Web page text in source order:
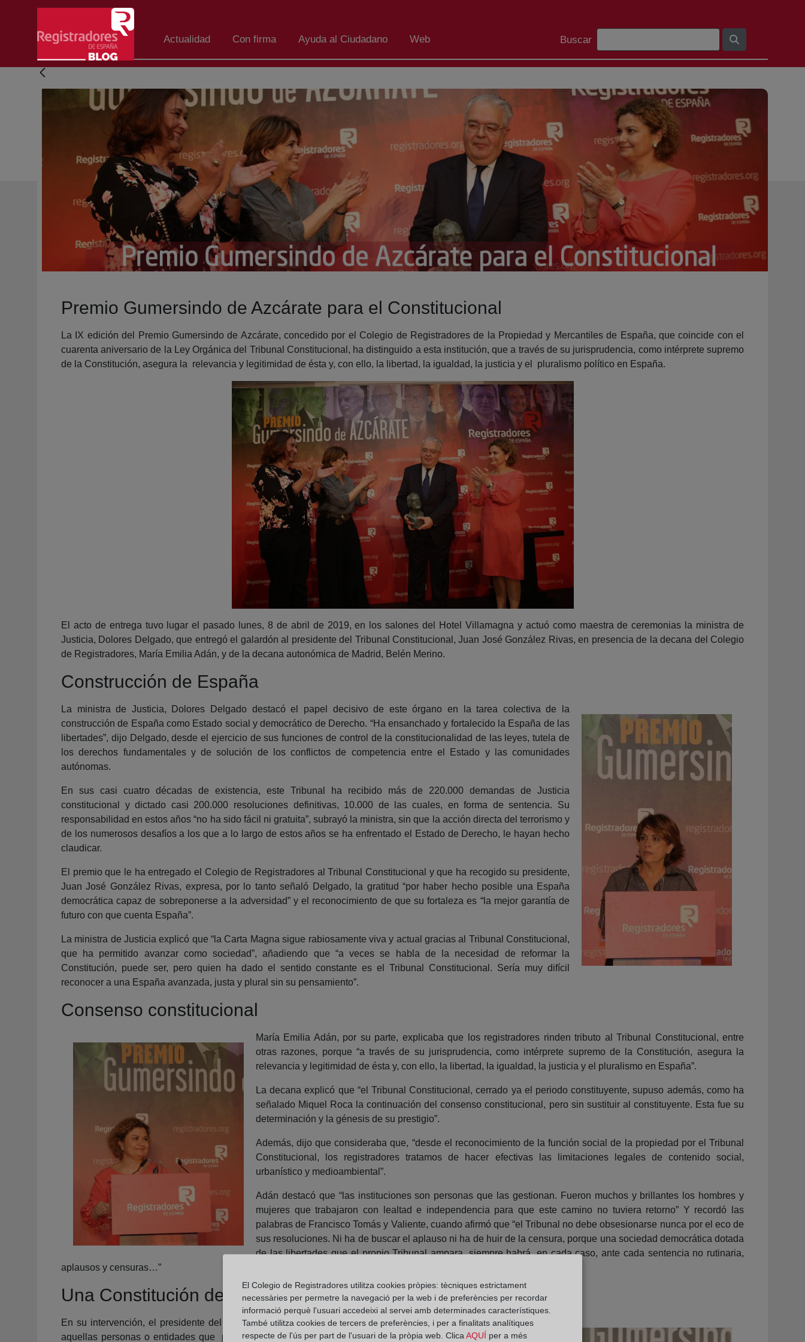
Salta al contingut principal
Actualidad Con firma Ayuda al Ciudadano Web
Barra de cerca
Buscar
Premio Gumersindo de Azcárate para el Constitucional
La IX edición del Premio Gumersindo de Azcárate, concedido por el Colegio de Registradores de la Propiedad y Mercantiles de España, que coincide con el
cuarenta aniversario de la Ley Orgánica del Tribunal Constitucional, ha distinguido a esta institución, que a través de su jurisprudencia, como intérprete supremo
de la Constitución, asegura la relevancia y legitimidad de ésta y, con ello, la libertad, la igualdad, la justicia y el pluralismo político en España.
El acto de entrega tuvo lugar el pasado lunes, 8 de abril de 2019, en los salones del Hotel Villamagna y actuó como maestra de ceremonias la ministra de
Justicia, Dolores Delgado, que entregó el galardón al presidente del Tribunal Constitucional, Juan José González Rivas, en presencia de la decana del Colegio
de Registradores, María Emilia Adán, y de la decana autonómica de Madrid, Belén Merino.
Construcción de España
La ministra de Justicia, Dolores Delgado destacó el papel decisivo de este órgano en la tarea colectiva de la
construcción de España como Estado social y democrático de Derecho. “Ha ensanchado y fortalecido la España de las
libertades”, dijo Delgado, desde el ejercicio de sus funciones de control de la constitucionalidad de las leyes, tutela de
los derechos fundamentales y de solución de los conflictos de competencia entre el Estado y las comunidades
autónomas.
En sus casi cuatro décadas de existencia, este Tribunal ha recibido más de 220.000 demandas de Justicia
constitucional y dictado casi 200.000 resoluciones definitivas, 10.000 de las cuales, en forma de sentencia. Su
responsabilidad en estos años “no ha sido fácil ni gratuita”, subrayó la ministra, sin que la acción directa del terrorismo y
de los numerosos desafíos a los que a lo largo de estos años se ha enfrentado el Estado de Derecho, le hayan hecho
claudicar.
El premio que le ha entregado el Colegio de Registradores al Tribunal Constitucional y que ha recogido su presidente,
Juan José González Rivas, expresa, por lo tanto señaló Delgado, la gratitud “por haber hecho posible una España
democrática capaz de sobreponerse a la adversidad” y el reconocimiento de que su fortaleza es “la mejor garantía de
futuro con que cuenta España”.
La ministra de Justicia explicó que “la Carta Magna sigue rabiosamente viva y actual gracias al Tribunal Constitucional,
que ha permitido avanzar como sociedad”, añadiendo que “a veces se habla de la necesidad de reformar la
Constitución, puede ser, pero quien ha dado el sentido constante es el Tribunal Constitucional. Sería muy difícil
reconocer a una España avanzada, justa y plural sin su pensamiento”.
Consenso constitucional
María Emilia Adán, por su parte, explicaba que los registradores rinden tributo al Tribunal Constitucional, entre
otras razones, porque “a través de su jurisprudencia, como intérprete supremo de la Constitución, asegura la
relevancia y legitimidad de ésta y, con ello, la libertad, la igualdad, la justicia y el pluralismo en España”.
La decana explicó que “el Tribunal Constitucional, cerrado ya el periodo constituyente, supuso además, como ha
señalado Miquel Roca la continuación del consenso constitucional, pero sin sustituir al constituyente. Esta fue su
determinación y la génesis de su prestigio”.
Además, dijo que consideraba que, “desde el reconocimiento de la función social de la propiedad por el Tribunal
Constitucional, los registradores tratamos de hacer efectivas las limitaciones legales de contenido social,
urbanístico y medioambiental”.
Adán destacó que “las instituciones son personas que las gestionan. Fueron muchos y brillantes los hombres y
mujeres que trabajaron con lealtad e independencia para que este camino no tuviera retorno” Y recordó las
palabras de Francisco Tomás y Valiente, cuando afirmó que “el Tribunal no debe obsesionarse nunca por el eco de
sus resoluciones. Ni ha de buscar el aplauso ni ha de huir de la censura, porque una sociedad democrática dotada
de las libertades que el propio Tribunal ampara, siempre habrá, en cada caso, ante cada sentencia no rutinaria,
aplausos y censuras…”
Una Constitución de todos
En su intervención, el presidente del Tribunal Constitucional, reconoció que “este premio, busca reconocer a
aquellas personas o entidades que promueven el Estado social y democrático de derecho, y que, este año,
El Colegio de Registradores utilitza cookies pròpies: tècniques estrictament
necessàries per permetre la navegació per la web i de preferències per recordar
informació perquè l'usuari accedeixi al servei amb determinades característiques.
També utilitza cookies de tercers de preferències, i per a finalitats analítiques
respecte de l'ús per part de l'usuari de la pròpia web. Clica AQUÍ per a més